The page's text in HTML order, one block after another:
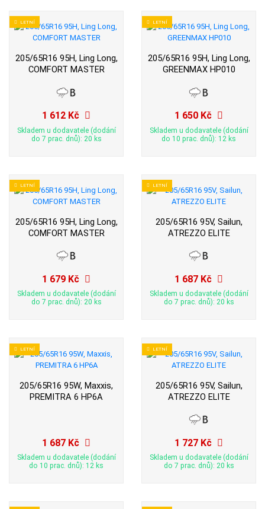
LETNÍ
205/65R16 95H, Ling Long,
COMFORT MASTER
1 612 Kč
Skladem u dodavatele (dodání
do 7 prac. dnů): 20 ks
LETNÍ
205/65R16 95H, Ling Long,
GREENMAX HP010
1 650 Kč
Skladem u dodavatele (dodání
do 10 prac. dnů): 12 ks
LETNÍ
205/65R16 95H, Ling Long,
COMFORT MASTER
1 679 Kč
Skladem u dodavatele (dodání
do 7 prac. dnů): 20 ks
LETNÍ
205/65R16 95V, Sailun,
ATREZZO ELITE
1 687 Kč
Skladem u dodavatele (dodání
do 7 prac. dnů): 20 ks
LETNÍ
205/65R16 95W, Maxxis,
PREMITRA 6 HP6A
1 687 Kč
Skladem u dodavatele (dodání
do 10 prac. dnů): 12 ks
LETNÍ
205/65R16 95V, Sailun,
ATREZZO ELITE
1 727 Kč
Skladem u dodavatele (dodání
do 7 prac. dnů): 20 ks